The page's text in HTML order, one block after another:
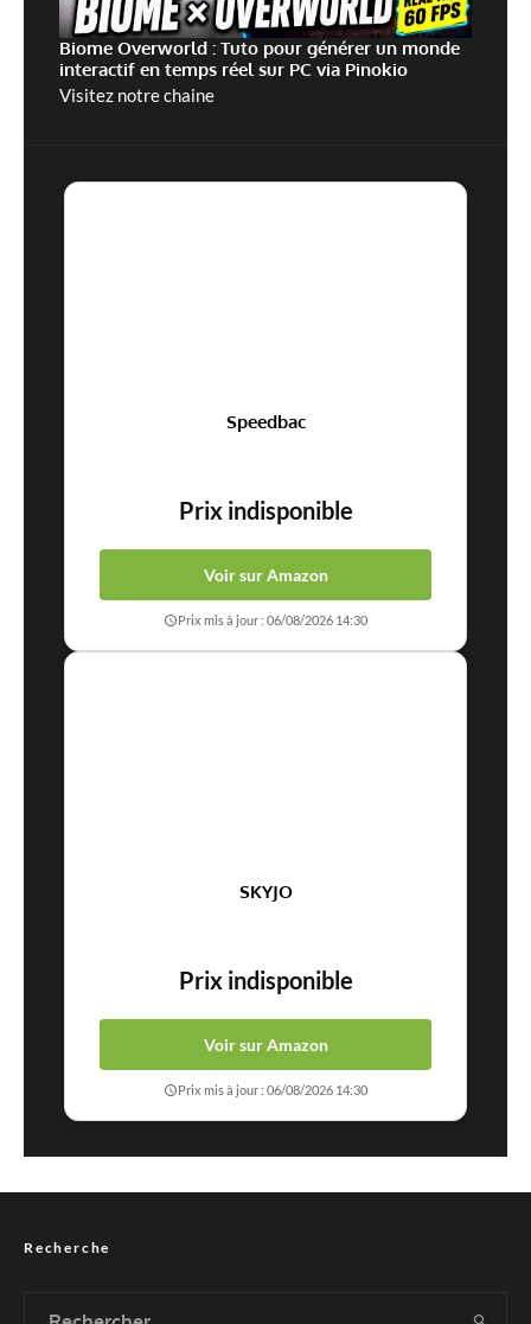
Biome Overworld : Tuto pour générer un monde
interactif en temps réel sur PC via Pinokio
Visitez notre chaine
Speedbac
Prix indisponible
Voir sur Amazon
Prix mis à jour : 06/08/2026 14:30
SKYJO
Prix indisponible
Voir sur Amazon
Prix mis à jour : 06/08/2026 14:30
Recherche